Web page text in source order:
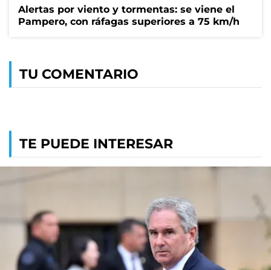
Alertas por viento y tormentas: se viene el
Pampero, con ráfagas superiores a 75 km/h
TU COMENTARIO
TE PUEDE INTERESAR